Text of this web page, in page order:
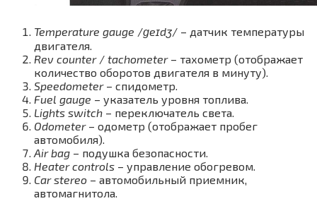
Temperature gauge /ɡeɪdʒ/ – датчик температуры
двигателя.
Rev counter/ tachometer– тахометр (отображает
количество оборотов двигателя в минуту).
Speedometer– спидометр.
Fuel gauge – указатель уровня топлива.
Lights switch – переключатель света.
Odometer– одометр (отображает пробег
автомобиля).
Air bag – подушка безопасности.
Heater controls – управление обогревом.
Car stereo – автомобильный приемник,
автомагнитола.